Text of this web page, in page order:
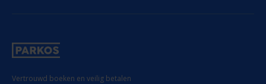
Vertrouwd boeken en veilig betalen